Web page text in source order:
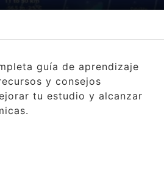
guía de aprendizaje
y consejos
tu estudio y alcanzar